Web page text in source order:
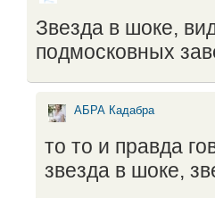
Звезда в шоке,
подмосковных
АБРА Кадабра
то то и правда
звезда в шоке,